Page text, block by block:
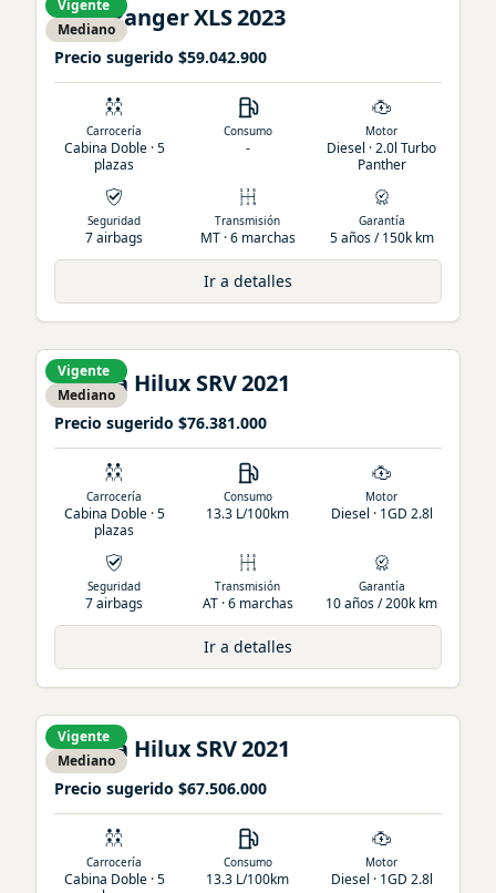
Vigente
Mediano
FordRangerXLS2023
Precio sugerido $59.042.900
Carrocería
Cabina Doble · 5
plazas
Consumo
-
Motor
Diesel · 2.0l Turbo
Panther
Seguridad
7 airbags
Transmisión
MT · 6 marchas
Garantía
5 años / 150k km
Ir a detalles
Vigente
Mediano
Toyota HiluxSRV2021
Precio sugerido $76.381.000
Carrocería
Cabina Doble · 5
plazas
Consumo
13.3 L/100km
Motor
Diesel · 1GD 2.8l
Seguridad
7 airbags
Transmisión
AT · 6 marchas
Garantía
10 años / 200k km
Ir a detalles
Vigente
Mediano
Toyota HiluxSRV2021
Precio sugerido $67.506.000
Carrocería
Cabina Doble · 5
Consumo
13.3 L/100km
Motor
Diesel · 1GD 2.8l